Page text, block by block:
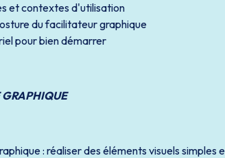
et contextes d'utilisation
du facilitateur graphique
pour bien démarrer
: réaliser des éléments visuels simples